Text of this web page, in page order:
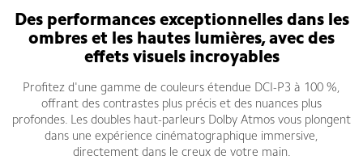
Des performances exceptionnelles dans les
ombres et les hautes lumières, avec des
effets visuels incroyables
Profitez d'une gamme de couleurs étendue DCI-P3 à 100 %,
offrant des contrastes plus précis et des nuances plus
profondes. Les doubles haut-parleurs Dolby Atmos vous plongent
dans une expérience cinématographique immersive,
directement dans le creux de votre main.